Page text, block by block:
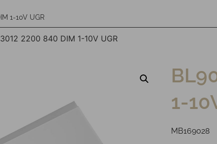
1-10V UGR
2200 840 DIM 1-10V UGR
1-
MB169028